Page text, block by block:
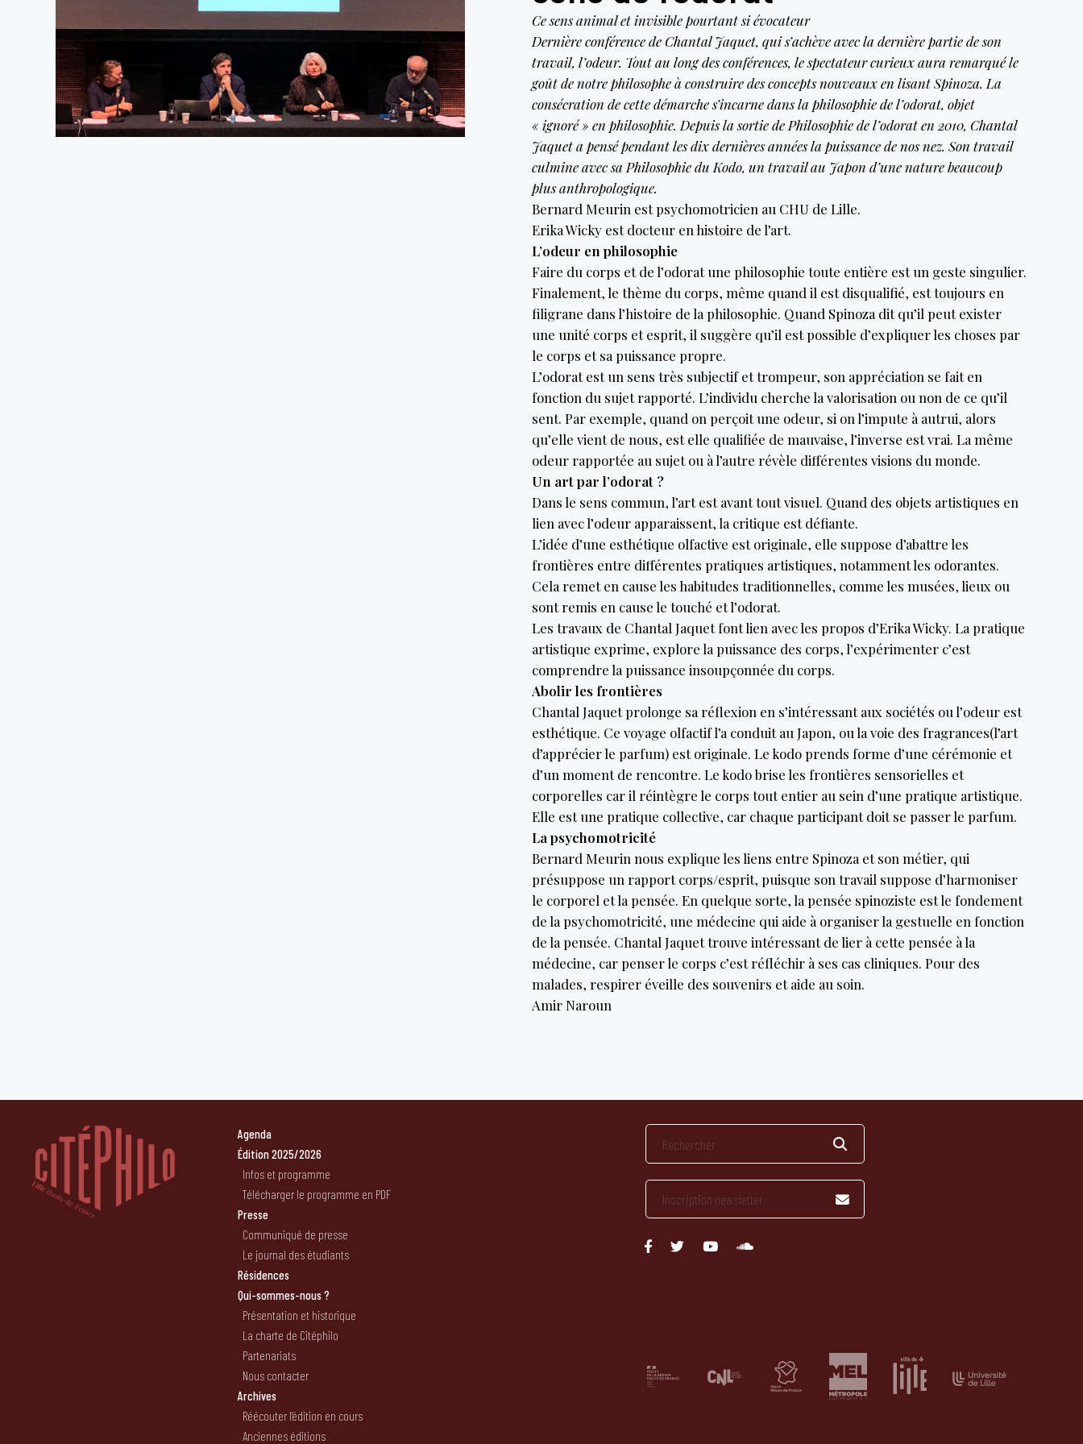
Ce sens animal et invisible pourtant si évocateur
Dernière conférence de Chantal Jaquet, qui s’achève avec la dernière partie de son
travail, l’odeur. Tout au long des conférences, le spectateur curieux aura remarqué le
goût de notre philosophe à construire des concepts nouveaux en lisant Spinoza. La
consécration de cette démarche s’incarne dans la philosophie de l’odorat, objet
« ignoré » en philosophie. Depuis la sortie de Philosophie de l’odorat en 2010, Chantal
Jaquet a pensé pendant les dix dernières années la puissance de nos nez. Son travail
culmine avec sa Philosophie du Kodo, un travail au Japon d’une nature beaucoup
plus anthropologique.
Bernard Meurin est psychomotricien au CHU de Lille.
Erika Wicky est docteur en histoire de l’art.
L’odeur en philosophie
Faire du corps et de l’odorat une philosophie toute entière est un geste singulier.
Finalement, le thème du corps, même quand il est disqualifié, est toujours en
filigrane dans l’histoire de la philosophie. Quand Spinoza dit qu’il peut exister
une unité corps et esprit, il suggère qu’il est possible d’expliquer les choses par
le corps et sa puissance propre.
L’odorat est un sens très subjectif et trompeur, son appréciation se fait en
fonction du sujet rapporté. L’individu cherche la valorisation ou non de ce qu’il
sent. Par exemple, quand on perçoit une odeur, si on l’impute à autrui, alors
qu’elle vient de nous, est elle qualifiée de mauvaise, l’inverse est vrai. La même
odeur rapportée au sujet ou à l’autre révèle différentes visions du monde.
Un art par l’odorat ?
Dans le sens commun, l’art est avant tout visuel. Quand des objets artistiques en
lien avec l’odeur apparaissent, la critique est défiante.
L’idée d’une esthétique olfactive est originale, elle suppose d’abattre les
frontières entre différentes pratiques artistiques, notamment les odorantes.
Cela remet en cause les habitudes traditionnelles, comme les musées, lieux ou
sont remis en cause le touché et l’odorat.
Les travaux de Chantal Jaquet font lien avec les propos d’Erika Wicky. La pratique
artistique exprime, explore la puissance des corps, l’expérimenter c’est
comprendre la puissance insoupçonnée du corps.
Abolir les frontières
Chantal Jaquet prolonge sa réflexion en s’intéressant aux sociétés ou l’odeur est
esthétique. Ce voyage olfactif l’a conduit au Japon, ou la voie des fragrances(l’art
d’apprécier le parfum) est originale. Le kodo prends forme d’une cérémonie et
d’un moment de rencontre. Le kodo brise les frontières sensorielles et
corporelles car il réintègre le corps tout entier au sein d’une pratique artistique.
Elle est une pratique collective, car chaque participant doit se passer le parfum.
La psychomotricité
Bernard Meurin nous explique les liens entre Spinoza et son métier, qui
présuppose un rapport corps/esprit, puisque son travail suppose d’harmoniser
le corporel et la pensée. En quelque sorte, la pensée spinoziste est le fondement
de la psychomotricité, une médecine qui aide à organiser la gestuelle en fonction
de la pensée. Chantal Jaquet trouve intéressant de lier à cette pensée à la
médecine, car penser le corps c’est réfléchir à ses cas cliniques. Pour des
malades, respirer éveille des souvenirs et aide au soin.
Amir Naroun
Agenda
Édition 2025/2026
Infos et programme
Télécharger le programme en PDF
Presse
Communiqué de presse
Le journal des étudiants
Résidences
Qui-sommes-nous ?
Présentation et historique
La charte de Citéphilo
Partenariats
Nous contacter
Archives
Réécouter l’édition en cours
Anciennes éditions